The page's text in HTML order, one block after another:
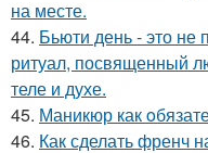
на месте.
44. Бьюти день - это не
ритуал, посвященный
теле и духе.
45. Маникюр как
46. Как сделать френч